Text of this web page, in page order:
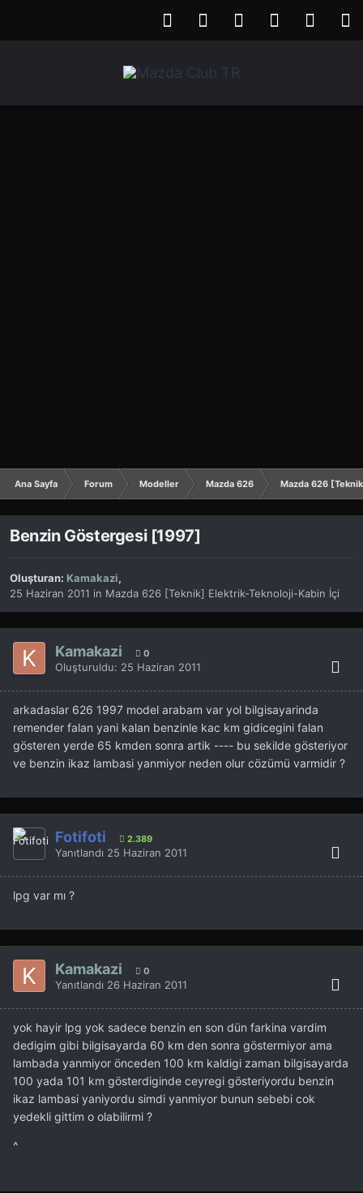
Ana Sayfa Forum Modeller Mazda 626 Mazda 626
Benzin Göstergesi [1997]
Oluşturan: Kamakazi,
25 Haziran 2011 in Mazda 626 [Teknik] Elektrik-Teknoloji-Kabin İçi
Kamakazi 0
Oluşturuldu: 25 Haziran 2011
arkadaslar 626 1997 model arabam var yol bilgisayarinda
remender falan yani kalan benzinle kac km gidicegini falan
gösteren yerde 65 kmden sonra artik ---- bu sekilde gösteriyor
ve benzin ikaz lambasi yanmiyor neden olur cözümü varmidir ?
Fotifoti 2.389
Yanıtlandı 25 Haziran 2011
lpg var mı ?
Kamakazi 0
Yanıtlandı 26 Haziran 2011
yok hayir lpg yok sadece benzin en son dün farkina vardim
dedigim gibi bilgisayarda 60 km den sonra göstermiyor ama
lambada yanmiyor önceden 100 km kaldigi zaman bilgisayarda
100 yada 101 km gösterdiginde ceyregi gösteriyordu benzin
ikaz lambasi yaniyordu simdi yanmiyor bunun sebebi cok
yedekli gittim o olabilirmi ?
^